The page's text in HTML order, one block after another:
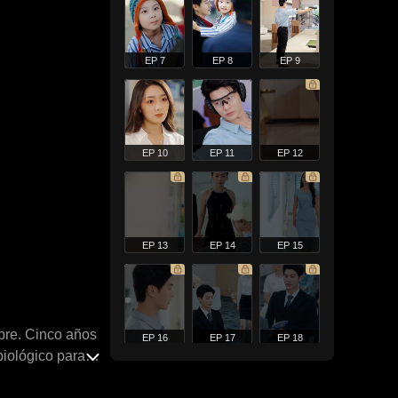
Cinco años
para
EP 7 EP 8 EP 9
EP 10 EP 11 EP 12
EP 13 EP 14 EP 15
EP 16 EP 17 EP 18